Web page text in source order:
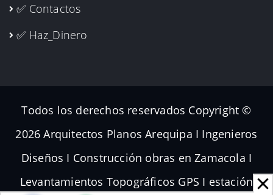
✅ Contactos
✅ Haz_Dinero
Todos los derechos reservados Copyright ©
2026 Arquitectos Planos Arequipa I Ingenieros
Diseños I Construcción obras en Zamacola I
Levantamientos Topográficos GPS I estación